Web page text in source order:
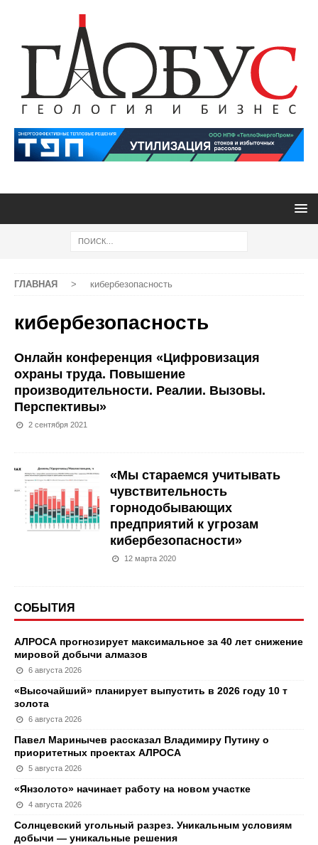
ГЛАВНАЯ > кибербезопасность
кибербезопасность
Онлайн конференция «Цифровизация
охраны труда. Повышение
производительности. Реалии. Вызовы.
Перспективы»
2 сентября 2021
«Мы стараемся учитывать
чувствительность
горнодобывающих
предприятий к угрозам
кибербезопасности»
12 марта 2020
СОБЫТИЯ
АЛРОСА прогнозирует максимальное за 40 лет снижение
мировой добычи алмазов
6 августа 2026
«Высочайший» планирует выпустить в 2026 году 10 т
золота
6 августа 2026
Павел Маринычев рассказал Владимиру Путину о
приоритетных проектах АЛРОСА
5 августа 2026
«Янзолото» начинает работу на новом участке
4 августа 2026
Солнцевский угольный разрез. Уникальным условиям
добычи — уникальные решения